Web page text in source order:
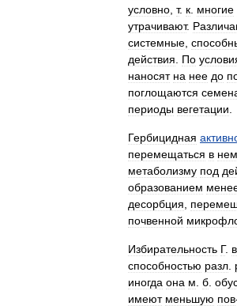
условно т. к многие
утрачивают.
системные
действия
По
наносят на нее до
поглощаются
периоды вегетации
Гербицидная
перемещаться в нем
метаболизму под
образованием
десорбция
почвенной
Избирательность Г. в
способностью разл
иногда она м б
имеют меньшую пов